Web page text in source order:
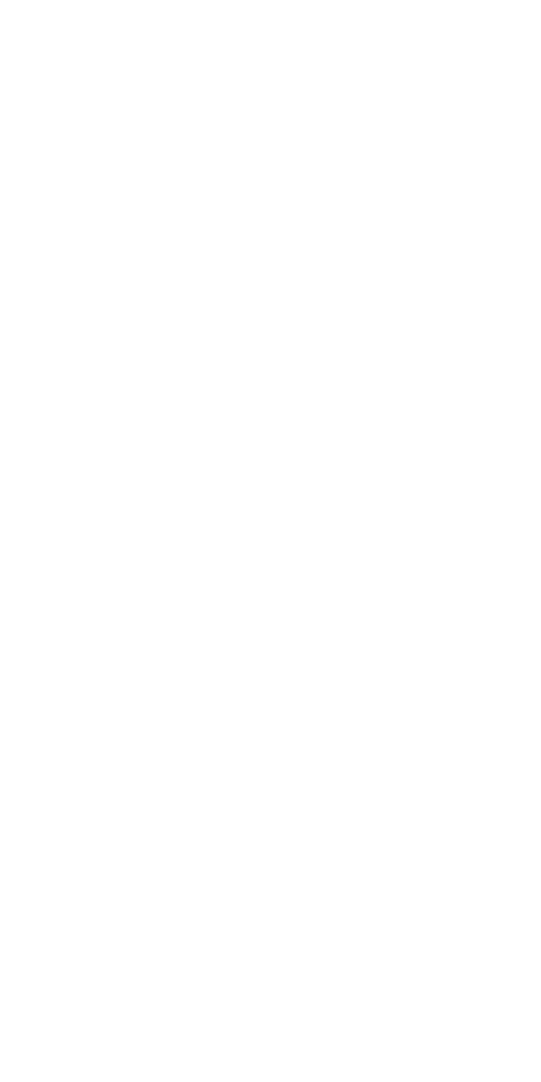
siempre y cuando me digas que no te
ha amado mucho más. Tiene hasta una carpeta
el dicho que dice: —levanta una de sus